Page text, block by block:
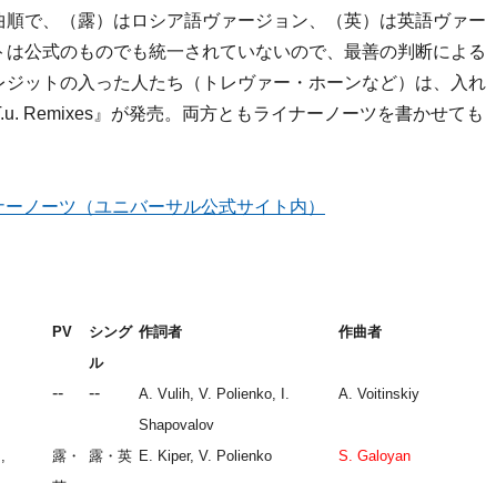
で、（露）はロシア語ヴァージョン、（英）は英語ヴァー
公式のものでも統一されていないので、最善の判断による
ットの入った人たち（トレヴァー・ホーンなど）は、入れ
Remixes』が発売。両方ともライナーノーツを書かせても
ノーツ（ユニバーサル公式サイト内）
PV
シング
ル
作詞者 作曲者
-- --
A. Vulih, V. Polienko, I.
Shapovalov
A. Voitinskiy
露・
露・英 E. Kiper, V. Polienko S. Galoyan